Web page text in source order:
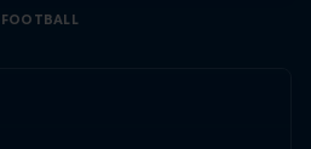
FOOTBALL